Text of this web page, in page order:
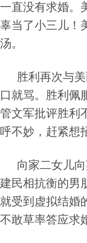
一直没有求婚。
辜当了小三儿！
汤。
胜利再次与
口就骂。胜利佩
管文军批评胜利
呼不妙，赶紧想
向家二女儿
建民相抗衡的男
就受到虚拟结婚
不敢草率答应求